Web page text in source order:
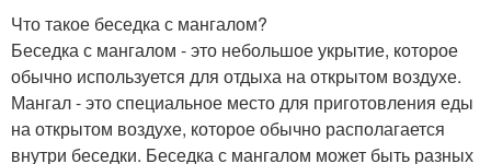
Что такое беседка с мангалом?
Беседка с мангалом - это небольшое укрытие, которое
обычно используется для отдыха на открытом воздухе.
Мангал - это специальное место для приготовления еды
на открытом воздухе, которое обычно располагается
внутри беседки. Беседка с мангалом может быть разных